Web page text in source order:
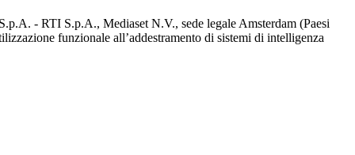
- RTI S.p.A., Mediaset N.V., sede legale Amsterdam (Paesi
funzionale all’addestramento di sistemi di intelligenza